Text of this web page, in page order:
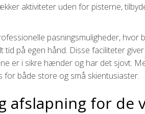
aktiviteter uden for pisterne,
pasningsmuligheder,
på egen hånd. Disse faciliteter
er i sikre hænder og har det sjovt.
for både store og små skientusiaster.
afslapning for de